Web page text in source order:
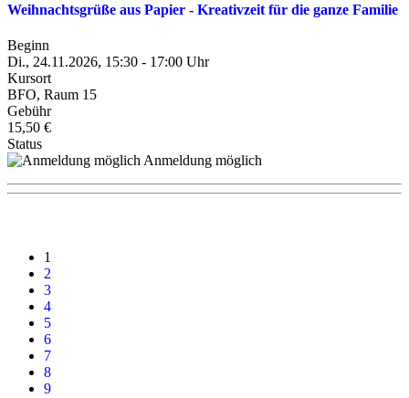
Weihnachtsgrüße aus Papier - Kreativzeit für die ganze Familie
Beginn
Di., 24.11.2026, 15:30 - 17:00 Uhr
Kursort
BFO, Raum 15
Gebühr
15,50 €
Status
Anmeldung möglich
1
2
3
4
5
6
7
8
9